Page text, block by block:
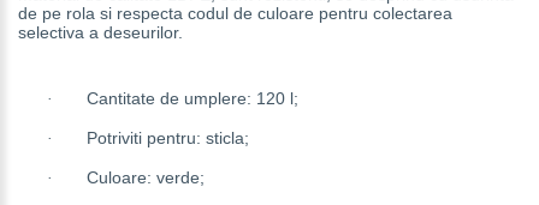
de pe rola si respecta codul de culoare pentru colectarea
selectiva a deseurilor.
· Cantitate de umplere: 120 l;
· Potriviti pentru: sticla;
· Culoare: verde;